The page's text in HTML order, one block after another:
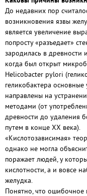
До недавних пор
возникновения язвы
является увеличение
попросту «разъедает»
зародилась в древности
когда был открыт
Helicobacter pylori
геликобактера
направлены на
методами (от
древности до удаления
путем в конце ХХ века).
«Кислотозависимая»
однако не могла
поражает людей, у
кислотности, а и вовсе
желудка.
Понятно, что ошибочное